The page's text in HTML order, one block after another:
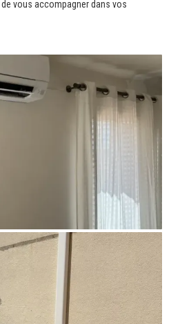
vous accompagner dans vos